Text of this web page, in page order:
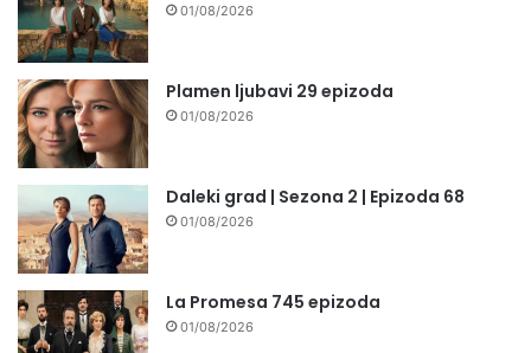
01/08/2026
Plamen ljubavi 29 epizoda
01/08/2026
Daleki grad | Sezona 2 | Epizoda 68
01/08/2026
La Promesa 745 epizoda
01/08/2026